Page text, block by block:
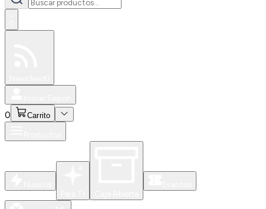
0 Carrito